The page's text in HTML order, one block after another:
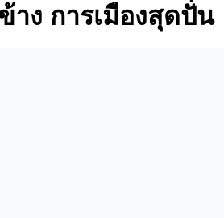
าง การเมืองสุดปั่น